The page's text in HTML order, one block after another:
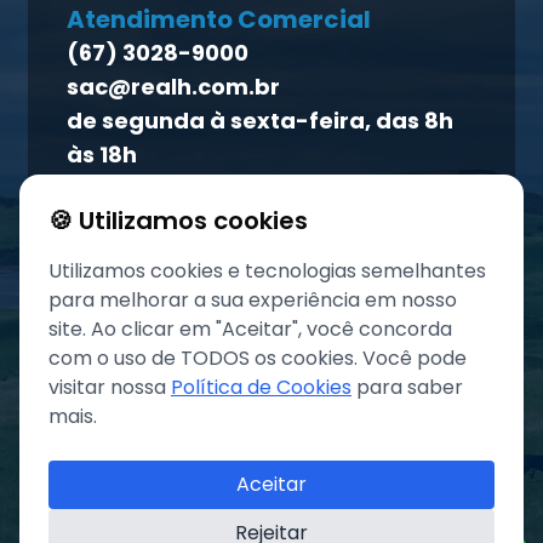
Política de qualidade
Atendimento ao titular
Canal de ética
Homeopet
Atendimento Comercial
(67) 3028-9000
sac@realh.com.br
de segunda à sexta-feira, das 8h
às 18h
Grupo REAL. Todos os direitos reservados.
🍪 Utilizamos cookies
Utilizamos cookies e tecnologias semelhantes
para melhorar a sua experiência em nosso
site. Ao clicar em "Aceitar", você concorda
com o uso de TODOS os cookies. Você pode
visitar nossa Política de Cookies para saber
mais.
Aceitar
Rejeitar